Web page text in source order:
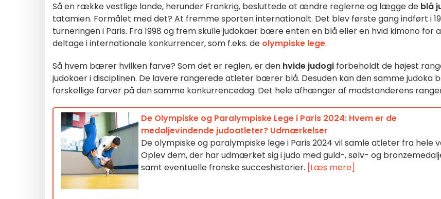
Så en række vestlige lande, herunder Frankrig, besluttede at ændre reglerne og lægge de blå
tatamien. Formålet med det? At fremme sporten internationalt. Det blev første gang indført i
turneringen i Paris. Fra 1998 og frem skulle judokaer bære enten en blå eller en hvid kimono for
deltage i internationale konkurrencer, som f.eks. de olympiske lege.
Så hvem bærer hvilken farve? Som det er reglen, er den hvide judogi forbeholdt de højest
judokaer i disciplinen. De lavere rangerede atleter bærer blå. Desuden kan den samme judoka
forskellige farver på den samme konkurrencedag. Det hele afhænger af modstanderens
De Olympiske og Paralympiske Lege i Paris 2024: Hvem er de
medaljevindende judoatleter? Udmærkelser
De olympiske og paralympiske lege i Paris 2024 vil samle atleter fra hele
Oplev dem, der har udmærket sig i judo med guld-, sølv- og
samt eventuelle franske succeshistorier. [Læs mere]